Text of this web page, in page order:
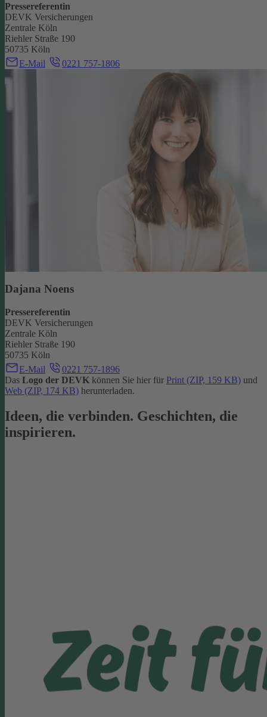
Pressereferentin
DEVK Versicherungen
Zentrale Köln
Riehler Straße 190
50735 Köln
E-Mail
0221 757-1806
Dajana Noens
Pressereferentin
DEVK Versicherungen
Zentrale Köln
Riehler Straße 190
50735 Köln
E-Mail
0221 757-1896
Das Logo der DEVK können Sie hier für Print (ZIP, 159 KB) und
Web (ZIP, 174 KB) herunterladen.
Ideen, die verbinden. Geschichten, die
inspirieren.